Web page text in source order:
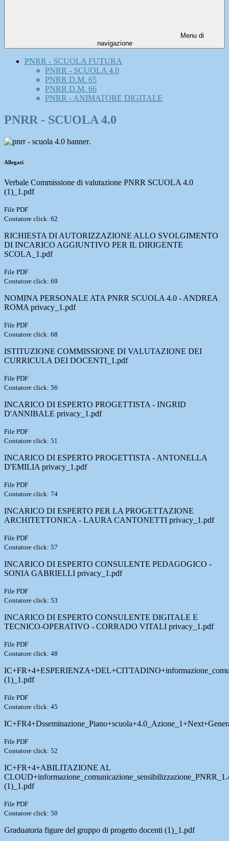
Menu di
navigazione
PNRR - SCUOLA FUTURA
PNRR - SCUOLA 4.0
PNRR D.M. 65
PNRR D.M. 66
PNRR - ANIMATORE DIGITALE
PNRR - SCUOLA 4.0
.
Allegati
Verbale Commissione di valutazione PNRR SCUOLA 4.0
(1)_1.pdf
File PDF
Contatore click: 62
RICHIESTA DI AUTORIZZAZIONE ALLO SVOLGIMENTO
DI INCARICO AGGIUNTIVO PER IL DIRIGENTE
SCOLA_1.pdf
File PDF
Contatore click: 69
NOMINA PERSONALE ATA PNRR SCUOLA 4.0 - ANDREA
ROMA privacy_1.pdf
File PDF
Contatore click: 68
ISTITUZIONE COMMISSIONE DI VALUTAZIONE DEI
CURRICULA DEI DOCENTI_1.pdf
File PDF
Contatore click: 56
INCARICO DI ESPERTO PROGETTISTA - INGRID
D'ANNIBALE privacy_1.pdf
File PDF
Contatore click: 51
INCARICO DI ESPERTO PROGETTISTA - ANTONELLA
D'EMILIA privacy_1.pdf
File PDF
Contatore click: 74
INCARICO DI ESPERTO PER LA PROGETTAZIONE
ARCHITETTONICA - LAURA CANTONETTI privacy_1.pdf
File PDF
Contatore click: 57
INCARICO DI ESPERTO CONSULENTE PEDAGOGICO -
SONIA GABRIELLI privacy_1.pdf
File PDF
Contatore click: 53
INCARICO DI ESPERTO CONSULENTE DIGITALE E
TECNICO-OPERATIVO - CORRADO VITALI privacy_1.pdf
File PDF
Contatore click: 48
(1)_1.pdf
File PDF
Contatore click: 45
File PDF
Contatore click: 52
IC+FR+4+ABILITAZIONE AL
(1)_1.pdf
File PDF
Contatore click: 50
Graduatoria figure del gruppo di progetto docenti (1)_1.pdf